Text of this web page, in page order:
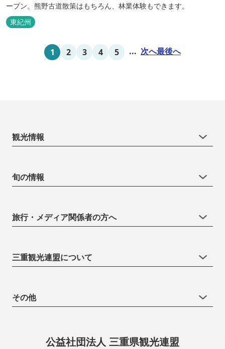
ープン。熊野古道散策はもちろん、林業体験もできます。
東紀州
1 2 3 4 5 ... 次へ最後へ
観光情報
旬の情報
旅行・メディア関係者の方へ
三重観光連盟について
その他
公益社団法人 三重県観光連盟